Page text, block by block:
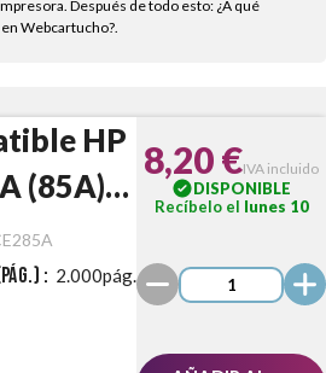
Después de todo esto: ¿A qué
Webcartucho?.
HP
(85A)
: 2.000pág.
8,20 €IVA incluido
DISPONIBLE
Recíbelo el lunes 10